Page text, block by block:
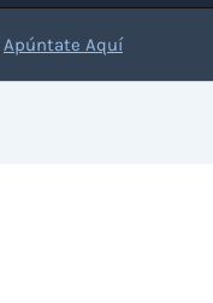
Apúntate Aquí